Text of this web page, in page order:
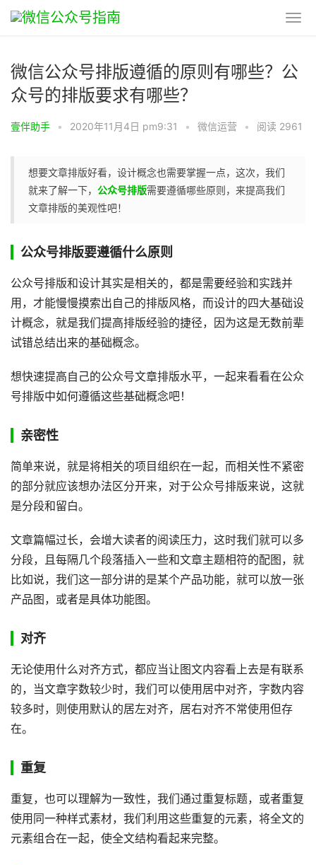
微信公众号排版遵循的原则有哪些？公
众号的排版要求有哪些？
壹伴助手 • 2020年11月4日 pm9:31 • 微信运营 • 阅读 2961
想要文章排版好看，设计概念也需要掌握一点，这次，我们
就来了解一下， 公众号排版需要遵循哪些原则，来提高我们
文章排版的美观性吧！
公众号排版要遵循什么原则
公众号排版和设计其实是相关的，都是需要经验和实践并
用，才能慢慢摸索出自己的排版风格，而设计的四大基础设
计概念，就是我们提高排版经验的捷径，因为这是无数前辈
试错总结出来的基础概念。
想快速提高自己的公众号文章排版水平，一起来看看在公众
号排版中如何遵循这些基础概念吧！
亲密性
简单来说，就是将相关的项目组织在一起，而相关性不紧密
的部分就应该想办法区分开来，对于公众号排版来说，这就
是分段和留白。
文章篇幅过长，会增大读者的阅读压力，这时我们就可以多
分段，且每隔几个段落插入一些和文章主题相符的配图，就
比如说，我们这一部分讲的是某个产品功能，就可以放一张
产品图，或者是具体功能图。
对齐
无论使用什么对齐方式，都应当让图文内容看上去是有联系
的，当文章字数较少时，我们可以使用居中对齐，字数内容
较多时，则使用默认的居左对齐，居右对齐不常使用但存
在。
重复
重复，也可以理解为一致性，我们通过重复标题，或者重复
使用同一种样式素材，我们利用这些重复的元素，将全文的
元素组合在一起，使全文结构看起来完整。